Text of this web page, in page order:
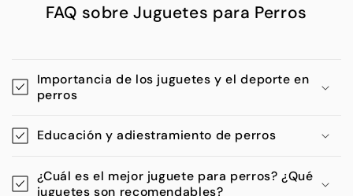
FAQ sobre Juguetes para Perros
Importancia de los juguetes y el deporte en
perros
Educación y adiestramiento de perros
¿Cuál es el mejor juguete para perros? ¿Qué
juguetes son recomendables?